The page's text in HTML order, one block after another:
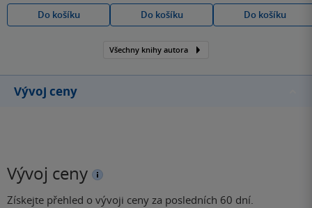
Do košíku
Do košíku
Do košíku
Všechny knihy autora
Vývoj ceny
Vývoj ceny
Získejte přehled o vývoji ceny za posledních 60 dní.